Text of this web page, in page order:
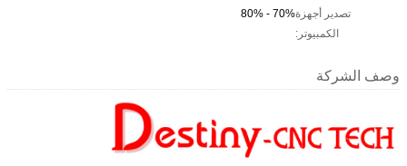
تصدير أجهزة
الكمبيوتر:
70% - 80%
وصف الشركة